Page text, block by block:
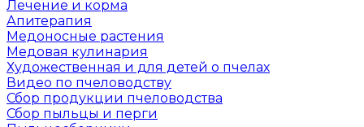
Лечение и корма
Апитерапия
Медоносные растения
Медовая кулинария
Художественная и для детей о пчелах
Видео по пчеловодству
Сбор продукции пчеловодства
Сбор пыльцы и перги